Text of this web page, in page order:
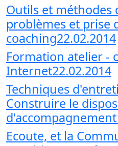
Outils et méthodes
problèmes et prise
coaching22.02.2014
Formation atelier -
Internet22.02.2014
Techniques
Construire le
Ecoute, et la